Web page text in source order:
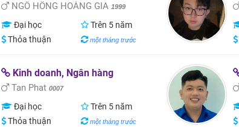
NGÔ HỒNG HOÀNG GIA 1999
Đại học
Trên 5 năm
Thỏa thuận
một tháng trước
Kinh doanh, Ngân hàng
Tan Phat 0007
Đại học
Trên 5 năm
Thỏa thuận
một tháng trước